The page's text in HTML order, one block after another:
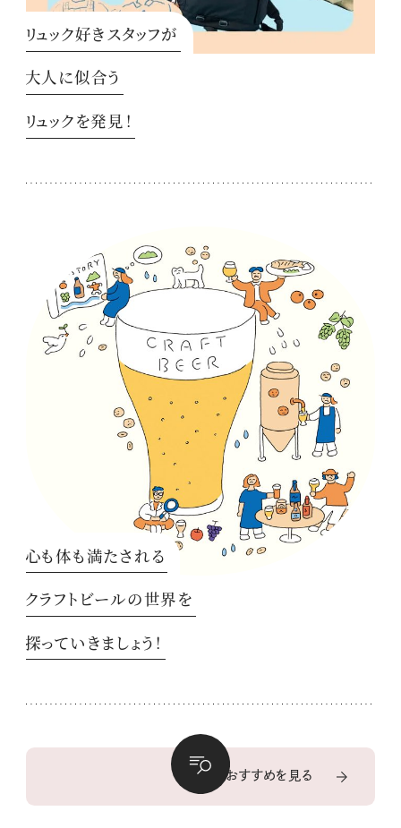
リュック好きスタッフが
大人に似合う
リュックを発見！
心も体も満たされる
クラフトビールの世界を
探っていきましょう！
季節のおすすめを見る